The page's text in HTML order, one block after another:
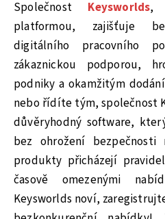
Společnost Keysworlds,
platformou, zajišťuje
digitálního pracovního
zákaznickou podporou,
podniky a okamžitým
nebo řídíte tým, společnost
důvěryhodný software,
bez ohrožení bezpečnosti
produkty přicházejí
časově omezenými
Keysworlds noví,